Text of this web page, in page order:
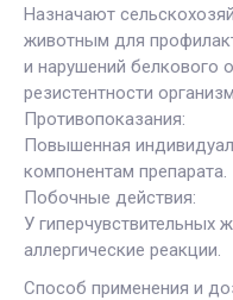
Назначают
животным для
и нарушений белкового
резистентности
Противопоказания:
Повышенная
компонентам препарата.
Побочные действия:
У
аллергические реакции.
Способ применения и